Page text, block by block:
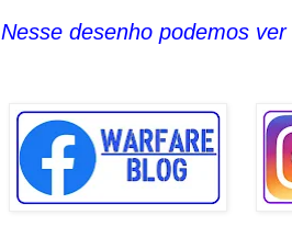
Nesse desenho podemos